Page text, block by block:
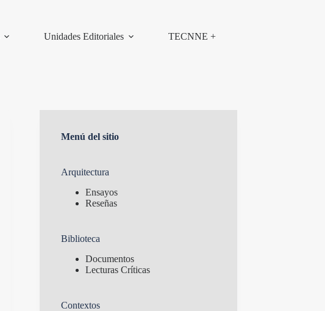
Unidades Editoriales TECNNE +
Menú del sitio
Arquitectura
Ensayos
Reseñas
Biblioteca
Documentos
Lecturas Críticas
Contextos